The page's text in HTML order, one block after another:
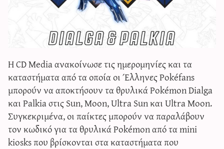
Η CD Media ανακοίνωσε τις ημερομηνίες και τα
καταστήματα από τα οποία οι Έλληνες Pokéfans
μπορούν να αποκτήσουν τα θρυλικά Pokémon Dialga
και Palkia στις Sun, Moon, Ultra Sun και Ultra Moon.
Συγκεκριμένα, οι παίκτες μπορούν να παραλάβουν
τον κωδικό για τα θρυλικά Pokémon από τα mini
kiosks που βρίσκονται στα καταστήματα που